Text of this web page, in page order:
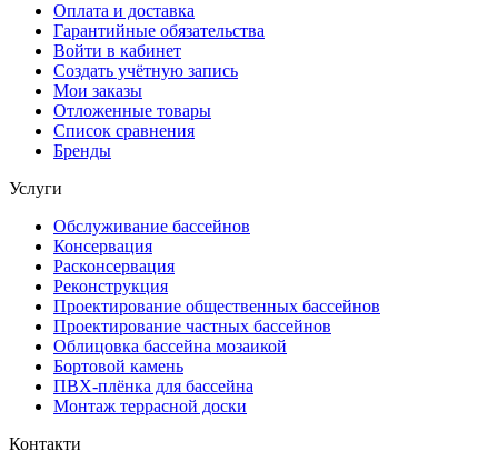
Оплата и доставка
Гарантийные обязательства
Войти в кабинет
Создать учётную запись
Мои заказы
Отложенные товары
Список сравнения
Бренды
Услуги
Обслуживание бассейнов
Консервация
Расконсервация
Реконструкция
Проектирование общественных бассейнов
Проектирование частных бассейнов
Облицовка бассейна мозаикой
Бортовой камень
ПВХ-плёнка для бассейна
Монтаж террасной доски
Контакти